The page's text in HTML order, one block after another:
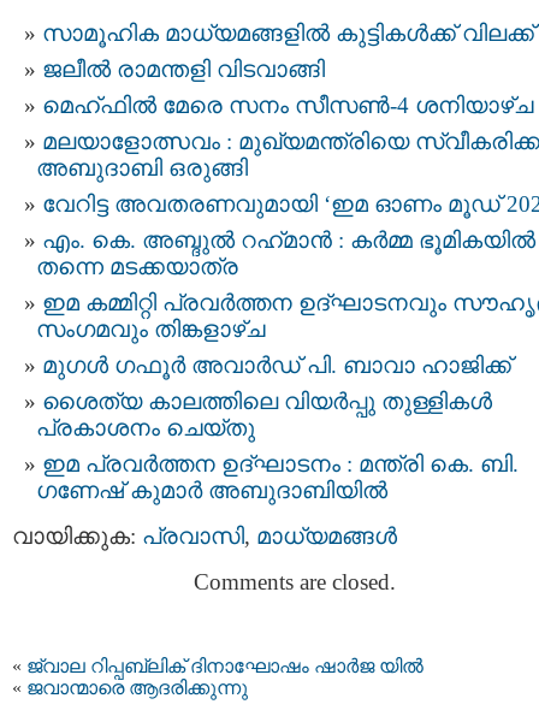
സാമൂഹിക മാധ്യമങ്ങളിൽ കുട്ടികൾക്ക് വിലക്ക്
ജലീൽ രാമന്തളി വിടവാങ്ങി
മെഹ്ഫിൽ മേരെ സനം സീസൺ-4 ശനിയാഴ്ച
മ​ല​യാ​ളോ​ത്സ​വം : മുഖ്യമന്ത്രിയെ
അബുദാബി ഒരുങ്ങി
വേറിട്ട അവതരണവുമായി ‘ഇമ ഓണം മൂഡ്
എം. കെ. അബ്ദുൽ റഹ്‌മാൻ : കർമ്മ ഭൂമികയിൽ
തന്നെ മടക്കയാത്ര
ഇമ കമ്മിറ്റി പ്രവർത്തന ഉദ്ഘാടനവും
സംഗമവും തിങ്കളാഴ്ച
മുഗള്‍ ഗഫൂര്‍ അവാര്‍ഡ് പി. ബാവാ ഹാജിക്ക്
ശൈത്യ കാലത്തിലെ വിയർപ്പു തുള്ളികൾ
പ്രകാശനം ചെയ്തു
ഇമ പ്രവർത്തന ഉദ്ഘാടനം : മന്ത്രി കെ. ബി.
ഗണേഷ്‌ കുമാര്‍ അബുദാബിയിൽ
വായിക്കുക: പ്രവാസി, മാധ്യമങ്ങള്‍
Comments are closed.
« ജ്വാല റിപ്പബ്ലിക് ദിനാഘോഷം ഷാര്‍ജ യില്‍
« ജവാന്മാരെ ആദരിക്കുന്നു